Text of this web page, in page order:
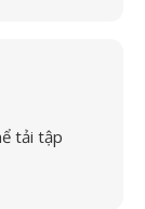
tải tập